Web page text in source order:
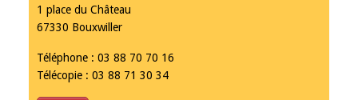
1 place du Château
67330 Bouxwiller
Téléphone : 03 88 70 70 16
Télécopie : 03 88 71 30 34